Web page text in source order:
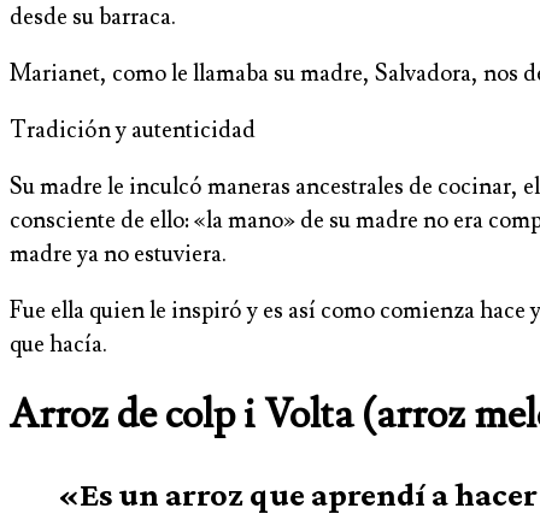
desde su barraca.
Marianet, como le llamaba su madre, Salvadora, nos
Tradición y autenticidad
Su madre le inculcó maneras ancestrales de cocinar,
consciente de ello: «la mano» de su madre no era
madre ya no estuviera.
Fue ella quien le inspiró y es así como comienza hace
que hacía.
Arroz de colp i Volta (arroz
«Es un arroz que aprendí a